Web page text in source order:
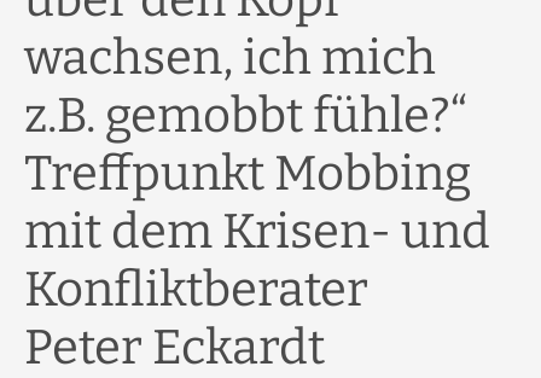
wachsen, ich mich
z.B. gemobbt fühle?“
Treffpunkt Mobbing
mit dem Krisen- und
Konfliktberater
Peter Eckardt